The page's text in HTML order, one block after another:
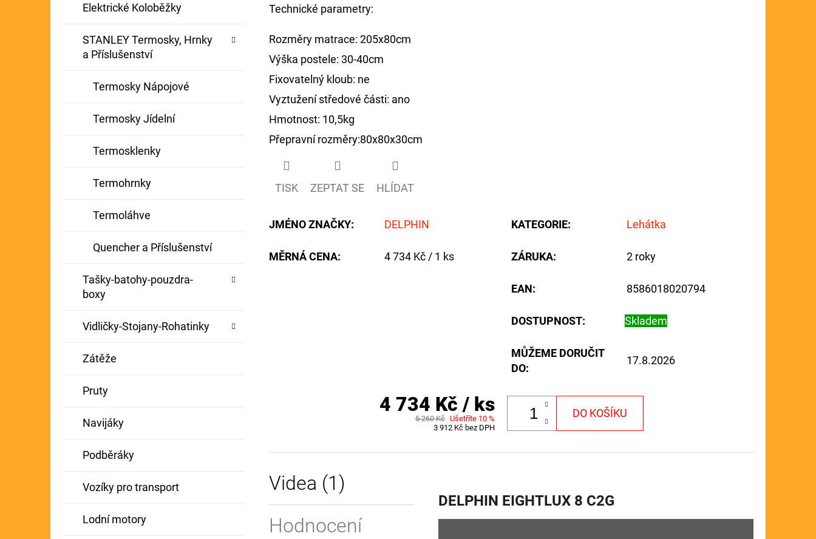
Elektrické Koloběžky
STANLEY Termosky, Hrnky
a Příslušenství
Termosky Nápojové
Termosky Jídelní
Termosklenky
Termohrnky
Termoláhve
Quencher a Příslušenství
Tašky-batohy-pouzdra-
boxy
Vidličky-Stojany-Rohatinky
Zátěže
Pruty
Navijáky
Podběráky
Vozíky pro transport
Lodní motory
Technické parametry:
Rozměry matrace: 205x80cm
Výška postele: 30-40cm
Fixovatelný kloub: ne
Vyztužení středové části: ano
Hmotnost: 10,5kg
Přepravní rozměry:80x80x30cm
TISK ZEPTAT SE HLÍDAT
JMÉNO ZNAČKY: DELPHIN
MĚRNÁ CENA:
Měrná
4 734 Kč / 1 ks
KATEGORIE: Lehátka
ZÁRUKA: 2 roky
EAN: 8586018020794
DOSTUPNOST: Skladem
MŮŽEME DORUČIT
DO:
17.8.2026
4 734 Kč / ks
5 260 Kč Ušetříte 10 %
3 912 Kč bez DPH
DO KOŠÍKU
Videa (1)
Hodnocení
DELPHIN EIGHTLUX 8 C2G